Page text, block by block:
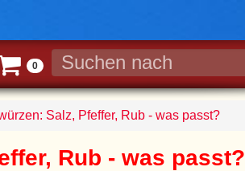
0
Salz, Pfeffer, Rub - was passt?
Rub - was passt?